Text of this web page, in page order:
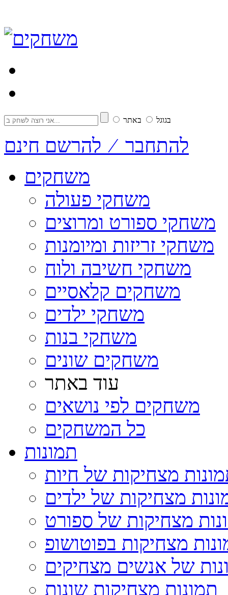
בגוגל באתר
להתחבר ⁄ להרשם חינם
משחקים
משחקי פעולה
משחקי ספורט ומרוצים
משחקי זריזות ומיומנות
משחקי חשיבה ולוח
משחקים קלאסיים
משחקי ילדים
משחקי בנות
משחקים שונים
עוד באתר
משחקים לפי נושאים
כל המשחקים
תמונות
מצחיקות של חיות
מצחיקות של ילדים
מצחיקות של ספורט
מצחיקות בפוטושופ
של אנשים מצחיקים
תמונות מצחיקות שונות